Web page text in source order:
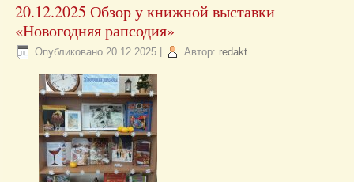
20.12.2025 Обзор у книжной выставки
«Новогодняя рапсодия»
Опубликовано 20.12.2025 Автор: redakt